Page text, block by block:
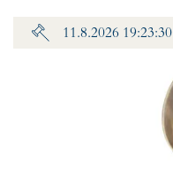
11.8.2026 19:23:30